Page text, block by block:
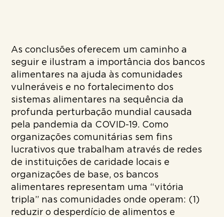
As conclusões oferecem um caminho a
seguir e ilustram a importância dos bancos
alimentares na ajuda às comunidades
vulneráveis e no fortalecimento dos
sistemas alimentares na sequência da
profunda perturbação mundial causada
pela pandemia da COVID-19. Como
organizações comunitárias sem fins
lucrativos que trabalham através de redes
de instituições de caridade locais e
organizações de base, os bancos
alimentares representam uma “vitória
tripla” nas comunidades onde operam: (1)
reduzir o desperdício de alimentos e